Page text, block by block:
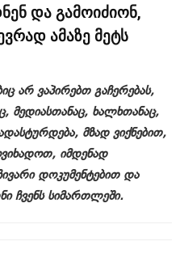
და გამოიძიონ,
ამაზე მეტს
არ ვაპირებთ გაჩერებას,
მედიასთანაც, ხალხთანაც,
მზად ვიქნებით,
იმდენად
დოკუმენტებით და
ჩვენს სიმართლეში.